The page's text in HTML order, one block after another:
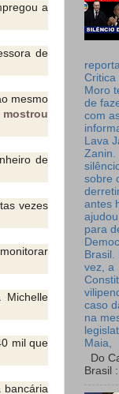
a
de
mesmo
mostrou
de
vezes
mil que
bancária
Critica
Moro
de
com
Lava
Zanin.
sobre
antes
para
Brasil.
vez, a
caso
na
Maia,
Do
Brasil :